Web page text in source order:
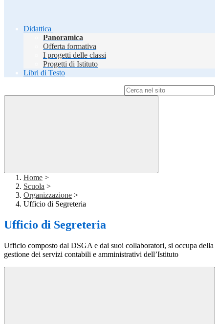
Didattica
Panoramica
Offerta formativa
I progetti delle classi
Progetti di Istituto
Libri di Testo
Home >
Scuola >
Organizzazione >
Ufficio di Segreteria
Ufficio di Segreteria
Ufficio composto dal DSGA e dai suoi collaboratori, si occupa della
gestione dei servizi contabili e amministrativi dell’Istituto